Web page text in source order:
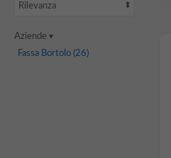
Rilevanza
Aziende
Fassa Bortolo(26)